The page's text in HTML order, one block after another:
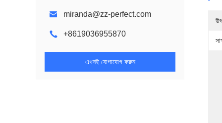
miranda@zz-perfect.com
+8619036955870
এখনই যোগাযোগ করুন